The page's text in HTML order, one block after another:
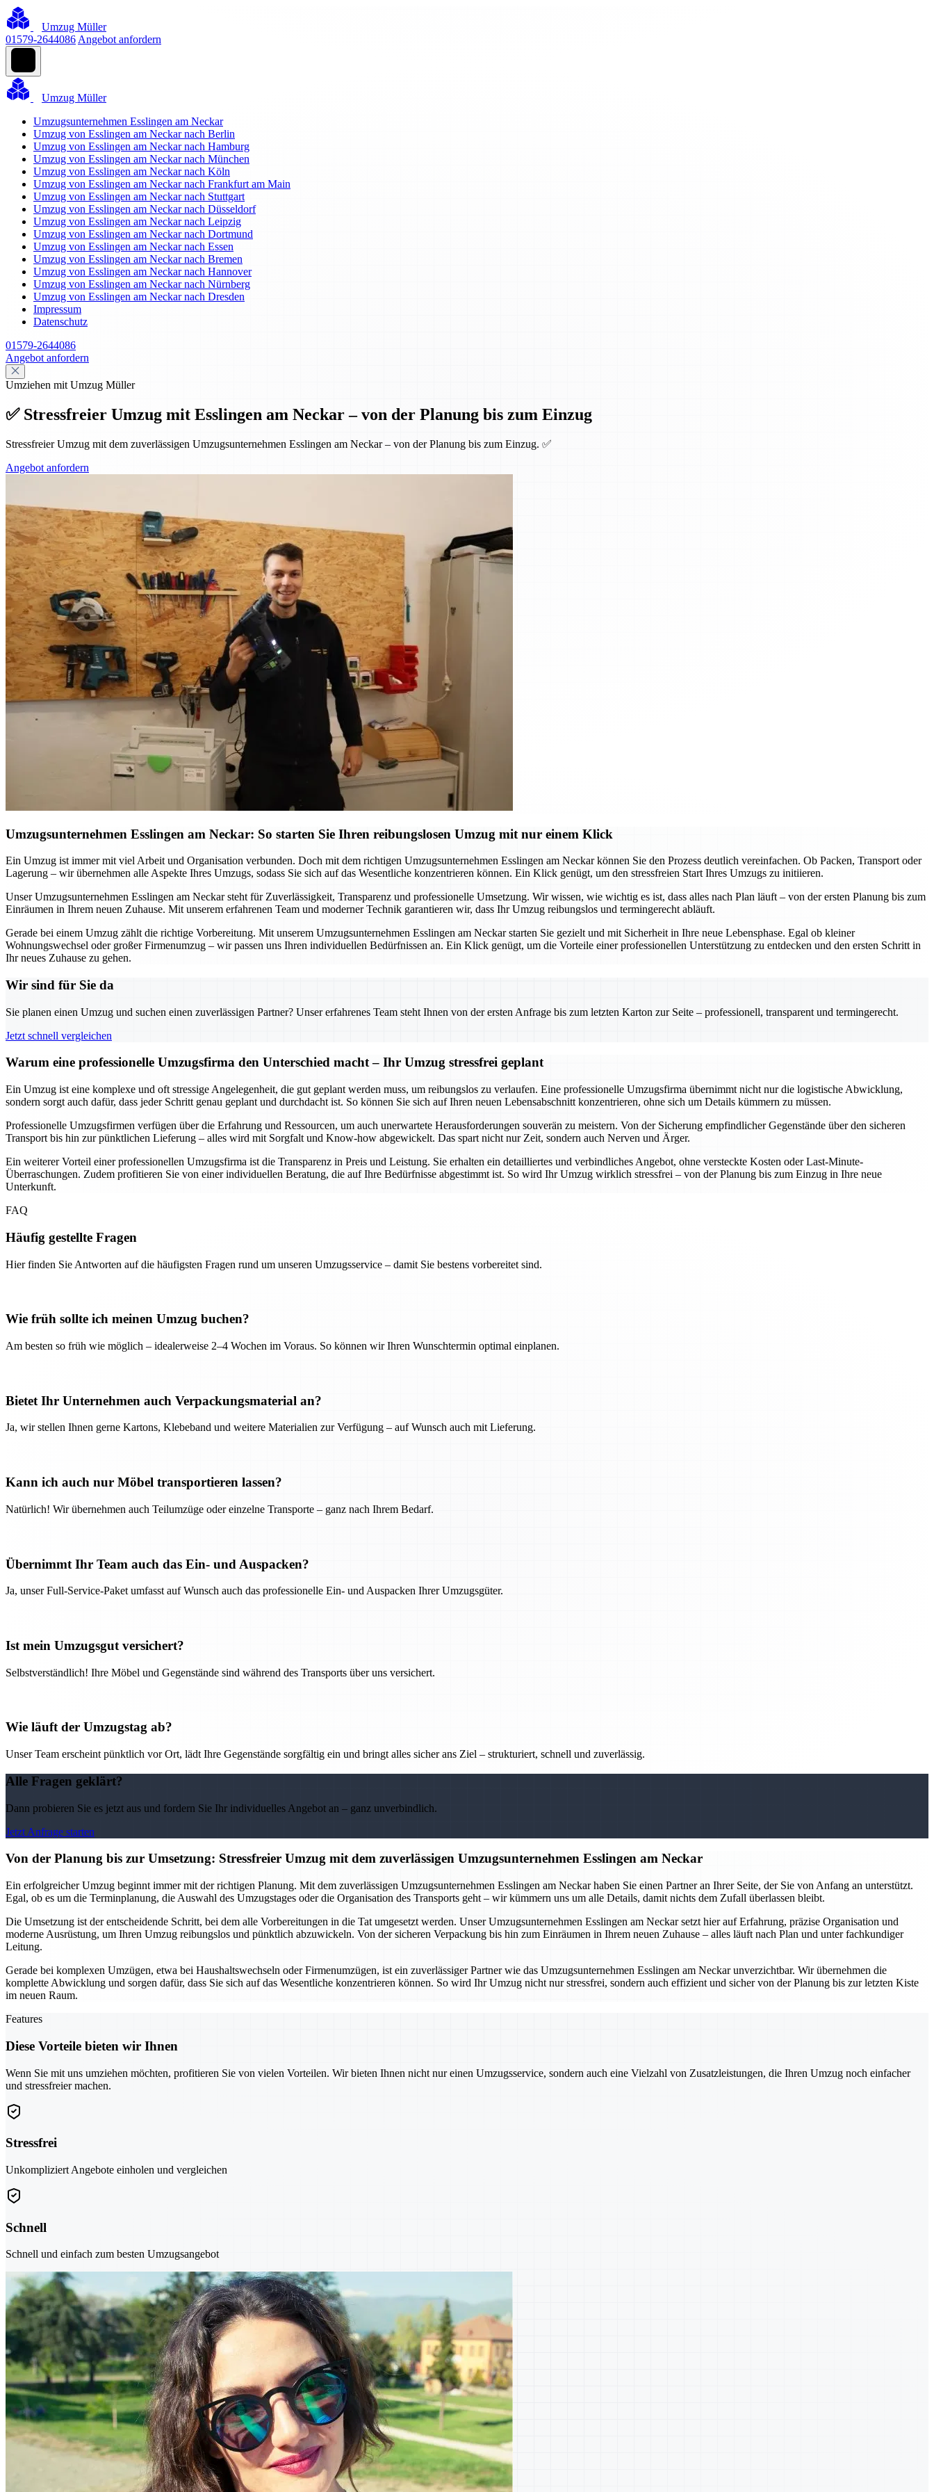
Umzug Müller
01579-2644086 Angebot anfordern
Umzug Müller
Umzugsunternehmen Esslingen am Neckar
Umzug von Esslingen am Neckar nach Berlin
Umzug von Esslingen am Neckar nach Hamburg
Umzug von Esslingen am Neckar nach München
Umzug von Esslingen am Neckar nach Köln
Umzug von Esslingen am Neckar nach Frankfurt am Main
Umzug von Esslingen am Neckar nach Stuttgart
Umzug von Esslingen am Neckar nach Düsseldorf
Umzug von Esslingen am Neckar nach Leipzig
Umzug von Esslingen am Neckar nach Dortmund
Umzug von Esslingen am Neckar nach Essen
Umzug von Esslingen am Neckar nach Bremen
Umzug von Esslingen am Neckar nach Hannover
Umzug von Esslingen am Neckar nach Nürnberg
Umzug von Esslingen am Neckar nach Dresden
Impressum
Datenschutz
01579-2644086
Angebot anfordern
Umziehen mit Umzug Müller
✅ Stressfreier Umzug mit Esslingen am Neckar – von der Planung bis zum Einzug
Stressfreier Umzug mit dem zuverlässigen Umzugsunternehmen Esslingen am Neckar – von der Planung bis zum Einzug. ✅
Angebot anfordern
Umzugsunternehmen Esslingen am Neckar: So starten Sie Ihren reibungslosen Umzug mit nur einem Klick
Ein Umzug ist immer mit viel Arbeit und Organisation verbunden. Doch mit dem richtigen Umzugsunternehmen Esslingen am Neckar können Sie den Prozess deutlich vereinfachen. Ob Packen, Transport oder
Lagerung – wir übernehmen alle Aspekte Ihres Umzugs, sodass Sie sich auf das Wesentliche konzentrieren können. Ein Klick genügt, um den stressfreien Start Ihres Umzugs zu initiieren.
Unser Umzugsunternehmen Esslingen am Neckar steht für Zuverlässigkeit, Transparenz und professionelle Umsetzung. Wir wissen, wie wichtig es ist, dass alles nach Plan läuft – von der ersten Planung bis zum
Einräumen in Ihrem neuen Zuhause. Mit unserem erfahrenen Team und moderner Technik garantieren wir, dass Ihr Umzug reibungslos und termingerecht abläuft.
Gerade bei einem Umzug zählt die richtige Vorbereitung. Mit unserem Umzugsunternehmen Esslingen am Neckar starten Sie gezielt und mit Sicherheit in Ihre neue Lebensphase. Egal ob kleiner
Wohnungswechsel oder großer Firmenumzug – wir passen uns Ihren individuellen Bedürfnissen an. Ein Klick genügt, um die Vorteile einer professionellen Unterstützung zu entdecken und den ersten Schritt in
Ihr neues Zuhause zu gehen.
Wir sind für Sie da
Sie planen einen Umzug und suchen einen zuverlässigen Partner? Unser erfahrenes Team steht Ihnen von der ersten Anfrage bis zum letzten Karton zur Seite – professionell, transparent und termingerecht.
Jetzt schnell vergleichen
Warum eine professionelle Umzugsfirma den Unterschied macht – Ihr Umzug stressfrei geplant
Ein Umzug ist eine komplexe und oft stressige Angelegenheit, die gut geplant werden muss, um reibungslos zu verlaufen. Eine professionelle Umzugsfirma übernimmt nicht nur die logistische Abwicklung,
sondern sorgt auch dafür, dass jeder Schritt genau geplant und durchdacht ist. So können Sie sich auf Ihren neuen Lebensabschnitt konzentrieren, ohne sich um Details kümmern zu müssen.
Professionelle Umzugsfirmen verfügen über die Erfahrung und Ressourcen, um auch unerwartete Herausforderungen souverän zu meistern. Von der Sicherung empfindlicher Gegenstände über den sicheren
Transport bis hin zur pünktlichen Lieferung – alles wird mit Sorgfalt und Know-how abgewickelt. Das spart nicht nur Zeit, sondern auch Nerven und Ärger.
Ein weiterer Vorteil einer professionellen Umzugsfirma ist die Transparenz in Preis und Leistung. Sie erhalten ein detailliertes und verbindliches Angebot, ohne versteckte Kosten oder Last-Minute-
Überraschungen. Zudem profitieren Sie von einer individuellen Beratung, die auf Ihre Bedürfnisse abgestimmt ist. So wird Ihr Umzug wirklich stressfrei – von der Planung bis zum Einzug in Ihre neue
Unterkunft.
FAQ
Häufig gestellte Fragen
Hier finden Sie Antworten auf die häufigsten Fragen rund um unseren Umzugsservice – damit Sie bestens vorbereitet sind.
Wie früh sollte ich meinen Umzug buchen?
Am besten so früh wie möglich – idealerweise 2–4 Wochen im Voraus. So können wir Ihren Wunschtermin optimal einplanen.
Bietet Ihr Unternehmen auch Verpackungsmaterial an?
Ja, wir stellen Ihnen gerne Kartons, Klebeband und weitere Materialien zur Verfügung – auf Wunsch auch mit Lieferung.
Kann ich auch nur Möbel transportieren lassen?
Natürlich! Wir übernehmen auch Teilumzüge oder einzelne Transporte – ganz nach Ihrem Bedarf.
Übernimmt Ihr Team auch das Ein- und Auspacken?
Ja, unser Full-Service-Paket umfasst auf Wunsch auch das professionelle Ein- und Auspacken Ihrer Umzugsgüter.
Ist mein Umzugsgut versichert?
Selbstverständlich! Ihre Möbel und Gegenstände sind während des Transports über uns versichert.
Wie läuft der Umzugstag ab?
Unser Team erscheint pünktlich vor Ort, lädt Ihre Gegenstände sorgfältig ein und bringt alles sicher ans Ziel – strukturiert, schnell und zuverlässig.
Alle Fragen geklärt?
Dann probieren Sie es jetzt aus und fordern Sie Ihr individuelles Angebot an – ganz unverbindlich.
Jetzt Anfrage starten
Von der Planung bis zur Umsetzung: Stressfreier Umzug mit dem zuverlässigen Umzugsunternehmen Esslingen am Neckar
Ein erfolgreicher Umzug beginnt immer mit der richtigen Planung. Mit dem zuverlässigen Umzugsunternehmen Esslingen am Neckar haben Sie einen Partner an Ihrer Seite, der Sie von Anfang an unterstützt.
Egal, ob es um die Terminplanung, die Auswahl des Umzugstages oder die Organisation des Transports geht – wir kümmern uns um alle Details, damit nichts dem Zufall überlassen bleibt.
Die Umsetzung ist der entscheidende Schritt, bei dem alle Vorbereitungen in die Tat umgesetzt werden. Unser Umzugsunternehmen Esslingen am Neckar setzt hier auf Erfahrung, präzise Organisation und
moderne Ausrüstung, um Ihren Umzug reibungslos und pünktlich abzuwickeln. Von der sicheren Verpackung bis hin zum Einräumen in Ihrem neuen Zuhause – alles läuft nach Plan und unter fachkundiger
Leitung.
Gerade bei komplexen Umzügen, etwa bei Haushaltswechseln oder Firmenumzügen, ist ein zuverlässiger Partner wie das Umzugsunternehmen Esslingen am Neckar unverzichtbar. Wir übernehmen die
komplette Abwicklung und sorgen dafür, dass Sie sich auf das Wesentliche konzentrieren können. So wird Ihr Umzug nicht nur stressfrei, sondern auch effizient und sicher von der Planung bis zur letzten Kiste
im neuen Raum.
Features
Diese Vorteile bieten wir Ihnen
Wenn Sie mit uns umziehen möchten, profitieren Sie von vielen Vorteilen. Wir bieten Ihnen nicht nur einen Umzugsservice, sondern auch eine Vielzahl von Zusatzleistungen, die Ihren Umzug noch einfacher
und stressfreier machen.
Stressfrei
Unkompliziert Angebote einholen und vergleichen
Schnell
Schnell und einfach zum besten Umzugsangebot